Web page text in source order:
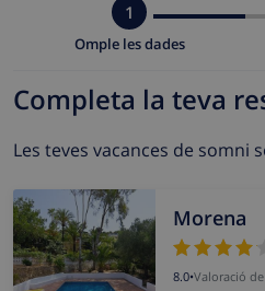
1
Omple les dades
Completa la teva
Les teves vacances de somni
Morena
8.0•Valoració